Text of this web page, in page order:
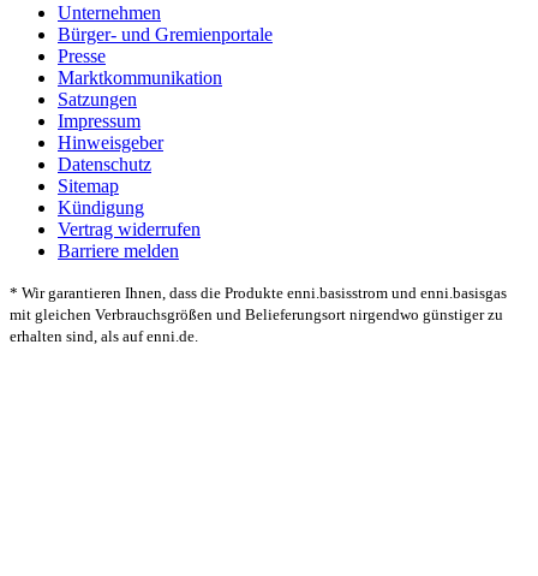
Unternehmen
Bürger- und Gremienportale
Presse
Marktkommunikation
Satzungen
Impressum
Hinweisgeber
Datenschutz
Sitemap
Kündigung
Vertrag widerrufen
Barriere melden
* Wir garantieren Ihnen, dass die Produkte enni.basisstrom und enni.basisgas
mit gleichen Verbrauchsgrößen und Belieferungsort nirgendwo günstiger zu
erhalten sind, als auf enni.de.